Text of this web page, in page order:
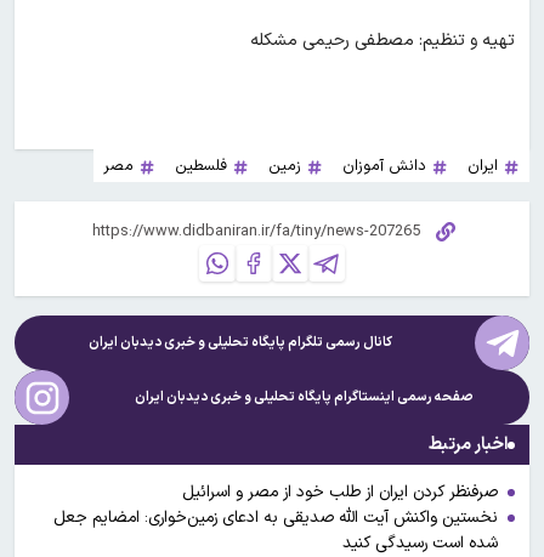
تهیه و تنظیم: مصطفی رحیمی مشکله
ایران دانش آموزان زمین فلسطین مصر
کانال رسمی تلگرام پایگاه تحلیلی و خبریدیدبان ایران
صفحه رسمی اینستاگرام پایگاه تحلیلی و خبریدیدبان ایران
اخبار مرتبط
صرفنظر کردن ایران از طلب خود از مصر و اسرائیل
نخستین واکنش آیت الله صدیقی به ادعای زمین‌خواری: امضایم جعل
شده است رسیدگی کنید